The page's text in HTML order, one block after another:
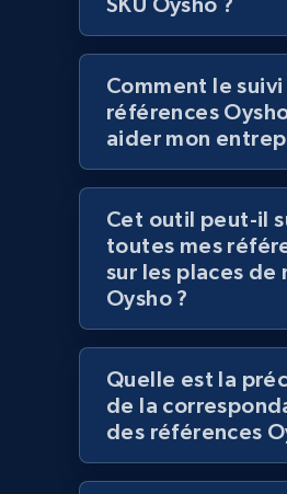
URL, Title, Rating, Reviews,
price, Currency, Stock, and
991+ 165+
Lazada - Products -
keyword
URL, Title, Rating, Reviews,
price, Currency, Stock, and
991+ 165+
Lazada - Products -
Comment le
références
aider mon
Cet outil peut-il
toutes mes
sur les places de
Oysho ?
Quelle est la
de la
des références